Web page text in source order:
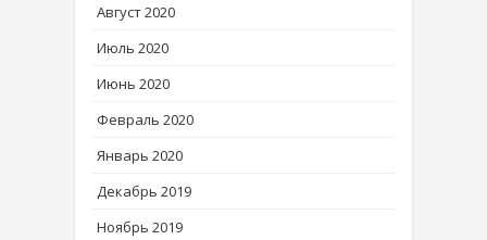
Август 2020
Июль 2020
Июнь 2020
Февраль 2020
Январь 2020
Декабрь 2019
Ноябрь 2019